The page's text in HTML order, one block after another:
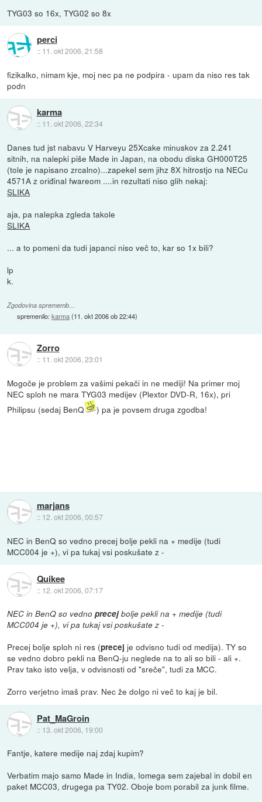
TYG03 so 16x, TYG02 so 8x
perci
:: 11. okt 2006, 21:58
fizikalko, nimam kje, moj nec pa ne podpira - upam da niso res tak
podn
karma
:: 11. okt 2006, 22:34
Danes tud jst nabavu V Harveyu 25Xcake minuskov za 2.241
sitnih, na nalepki piše Made in Japan, na obodu diska GH000T25
(tole je napisano zrcalno)...zapekel sem jihz 8X hitrostjo na NECu
4571A z oriđinal fwareom ....in rezultati niso glih nekaj:
SLIKA
aja, pa nalepka zgleda takole
SLIKA
... a to pomeni da tudi japanci niso več to, kar so 1x bili?
lp
k.
Zgodovina sprememb…
spremenilo:karma(11. okt 2006 ob 22:44)
Zorro
:: 11. okt 2006, 23:01
Mogoče je problem za vašimi pekači in ne mediji! Na primer moj
NEC sploh ne mara TYG03 medijev (Plextor DVD-R, 16x), pri
Philipsu (sedaj BenQ
) pa je povsem druga zgodba!
marjans
:: 12. okt 2006, 00:57
NEC in BenQ so vedno precej bolje pekli na + medije (tudi
MCC004 je +), vi pa tukaj vsi poskušate z -
Quikee
:: 12. okt 2006, 07:17
NEC in BenQ so vednoprecejbolje pekli na + medije (tudi
MCC004 je +), vi pa tukaj vsi poskušate z -
Precej bolje sploh ni res (precej je odvisno tudi od medija). TY so
se vedno dobro pekli na BenQ-ju neglede na to ali so bili - ali +.
Prav tako isto velja, v odvisnosti od "sreče", tudi za MCC.
Zorro verjetno imaš prav. Nec že dolgo ni več to kaj je bil.
Pat_MaGroin
:: 13. okt 2006, 19:00
Fantje, katere medije naj zdaj kupim?
Verbatim majo samo Made in India, Iomega sem zajebal in dobil en
paket MCC03, drugega pa TY02. Oboje bom porabil za junk filme.